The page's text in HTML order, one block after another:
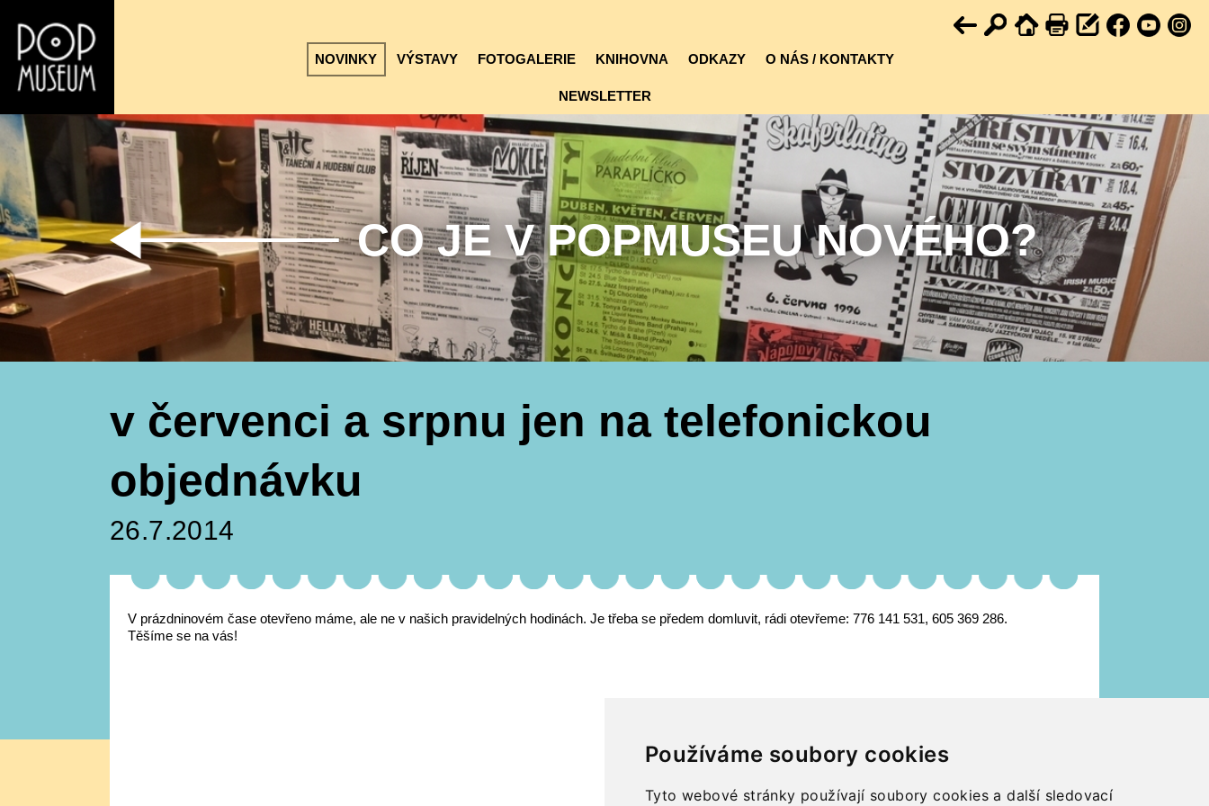
Používáme soubory cookies
Tyto webové stránky používají soubory cookies a další sledovací
NOVINKY VÝSTAVY FOTOGALERIE KNIHOVNA ODKAZY O NÁS / KONTAKTY
NEWSLETTER
CO JE V POPMUSEU NOVÉHO?
v červenci a srpnu jen na telefonickou
objednávku
26.7.2014
V prázdninovém čase otevřeno máme, ale ne v našich pravidelných hodinách. Je třeba se předem domluvit, rádi otevřeme: 776 141 531, 605 369 286.
Těšíme se na vás!